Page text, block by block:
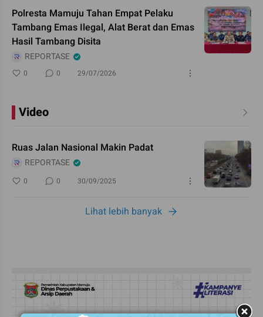
Polresta Mamuju Tahan Empat Pelaku
Tambang Emas Ilegal, Alat Berat dan Emas
Hasil Tambang Disita
REPORTASE
0 0 29/07/2026
Video
Ruas Jalan Nasional Makin Padat
REPORTASE
0 0 30/09/2025
Lihat lebih banyak